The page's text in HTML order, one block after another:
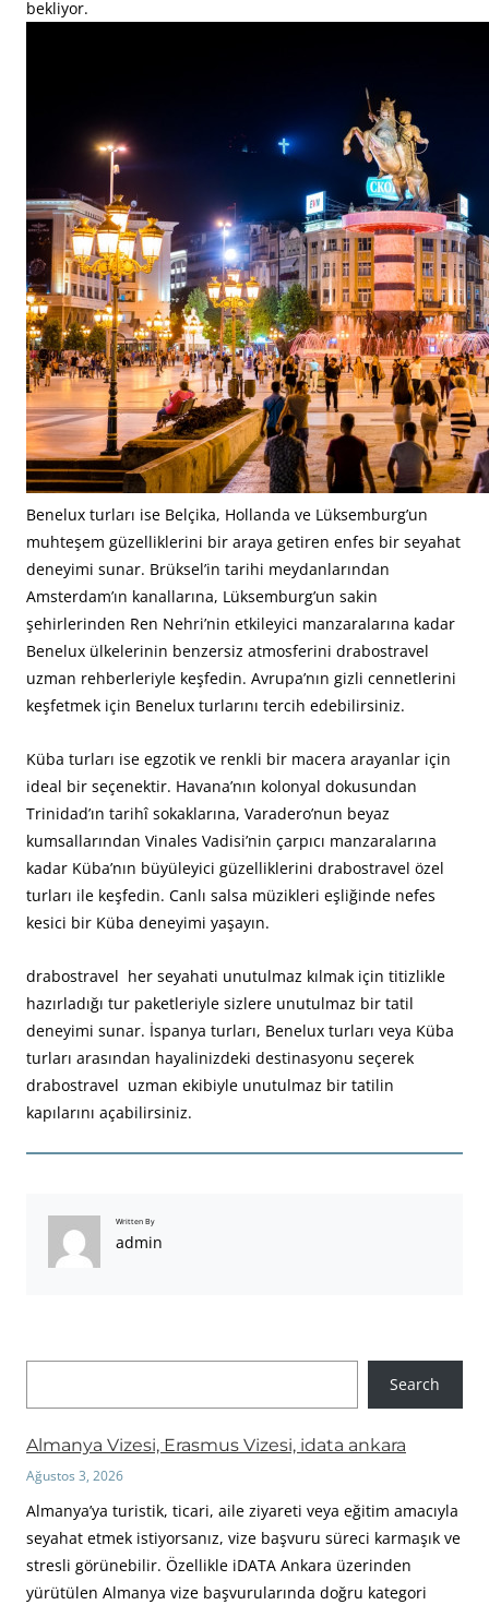
bekliyor.
Benelux turları ise Belçika, Hollanda ve Lüksemburg’un
muhteşem güzelliklerini bir araya getiren enfes bir seyahat
deneyimi sunar. Brüksel’in tarihi meydanlarından
Amsterdam’ın kanallarına, Lüksemburg’un sakin
şehirlerinden Ren Nehri’nin etkileyici manzaralarına kadar
Benelux ülkelerinin benzersiz atmosferini drabostravel
uzman rehberleriyle keşfedin. Avrupa’nın gizli cennetlerini
keşfetmek için Benelux turlarını tercih edebilirsiniz.
Küba turları ise egzotik ve renkli bir macera arayanlar için
ideal bir seçenektir. Havana’nın kolonyal dokusundan
Trinidad’ın tarihî sokaklarına, Varadero’nun beyaz
kumsallarından Vinales Vadisi’nin çarpıcı manzaralarına
kadar Küba’nın büyüleyici güzelliklerini drabostravel özel
turları ile keşfedin. Canlı salsa müzikleri eşliğinde nefes
kesici bir Küba deneyimi yaşayın.
drabostravel her seyahati unutulmaz kılmak için titizlikle
hazırladığı tur paketleriyle sizlere unutulmaz bir tatil
deneyimi sunar. İspanya turları, Benelux turları veya Küba
turları arasından hayalinizdeki destinasyonu seçerek
drabostravel uzman ekibiyle unutulmaz bir tatilin
kapılarını açabilirsiniz.
Written By
admin
Search
Almanya Vizesi, Erasmus Vizesi, idata ankara
Ağustos 3, 2026
Almanya’ya turistik, ticari, aile ziyareti veya eğitim amacıyla
seyahat etmek istiyorsanız, vize başvuru süreci karmaşık ve
stresli görünebilir. Özellikle iDATA Ankara üzerinden
yürütülen Almanya vize başvurularında doğru kategori